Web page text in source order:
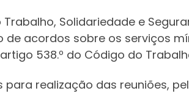
Solidariedade e
de acordos sobre os serviços
538.º do Código do
para realização das reuniões,